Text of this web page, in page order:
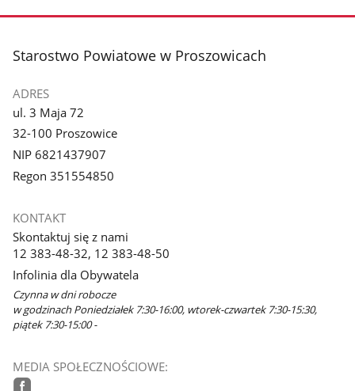
stopka
Starostwo Powiatowe w Proszowicach
ADRES
ul. 3 Maja 72
32-100 Proszowice
NIP 6821437907
Regon 351554850
KONTAKT
Skontaktuj się z nami
12 383-48-32, 12 383-48-50
Infolinia dla Obywatela
Czynna w dni robocze
w godzinach Poniedziałek 7:30-16:00, wtorek-czwartek 7:30-15:30,
piątek 7:30-15:00 -
MEDIA SPOŁECZNOŚCIOWE: